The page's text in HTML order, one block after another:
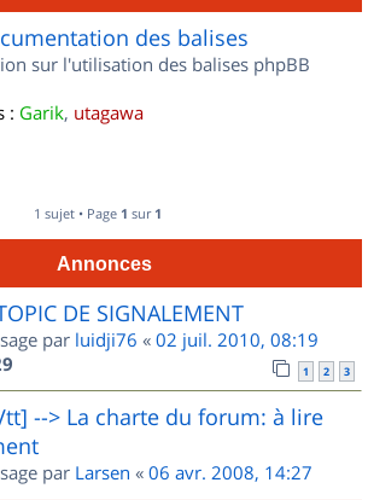
des balises
sur l'utilisation des balises phpBB
: Garik, utagawa
1 sujet • Page 1 sur 1
Annonces
DE SIGNALEMENT
par luidji76 « 02 juil. 2010, 08:19
1 2 3
--> La charte du forum: à lire
par Larsen « 06 avr. 2008, 14:27